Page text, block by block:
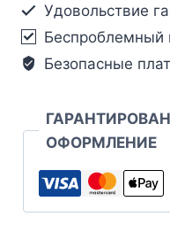
Удовольствие
Беспроблемный
Безопасные
ОФОРМЛЕНИЕ